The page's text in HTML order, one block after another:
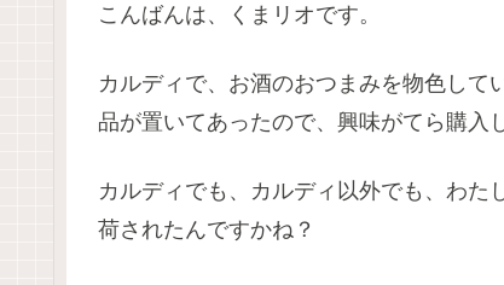
こんばんは、くまリオです。
カルディで、お酒のおつまみを物色し
品が置いてあったので、興味がてら購入
カルディでも、カルディ以外でも、わた
荷されたんですかね？